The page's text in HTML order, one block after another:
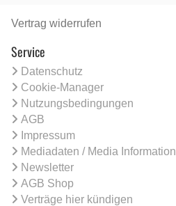
Vertrag widerrufen
Service
Datenschutz
Cookie-Manager
Nutzungsbedingungen
AGB
Impressum
Mediadaten / Media Information
Newsletter
AGB Shop
Verträge hier kündigen